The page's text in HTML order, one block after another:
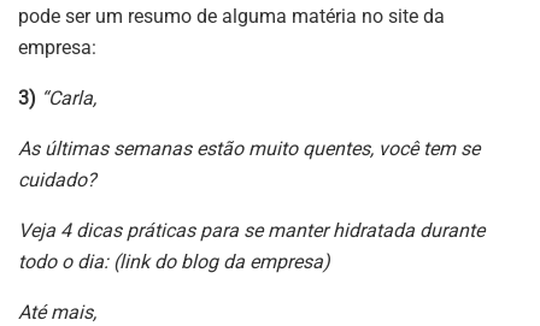
pode ser um resumo de alguma matéria no site da
empresa:
3) “Carla,
As últimas semanas estão muito quentes, você tem se
cuidado?
Veja 4 dicas práticas para se manter hidratada durante
todo o dia: (link do blog da empresa)
Até mais,